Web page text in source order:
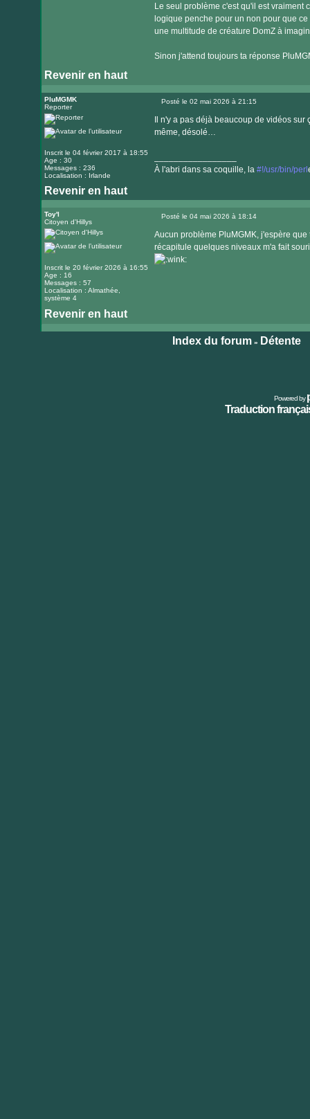
Le seul problème c'est qu'il est vraiment
logique penche pour un non pour que
une multitude de créature DomZ à
Sinon j'attend toujours ta réponse
Revenir en haut
PluMGMK
Reporter
Inscrit le 04 février 2017 à 18:55
Age : 30
Messages : 236
Localisation : Irlande
Posté le 02 mai 2026 à 21:15
Il n'y a pas déjà beaucoup de vidéos
même, désolé…
À l'abri dans sa coquille, la #!/usr/bin/perl
Revenir en haut
Visiter
le
internet
Toy'l
Citoyen d'Hillys
Inscrit le 20 février 2026 à 16:55
Age : 16
Messages : 57
Localisation : Almathée,
système 4
Posté le 04 mai 2026 à 18:14
Aucun problème PluMGMK, j'espère
récapitule quelques niveaux m'a fait
Revenir en haut
Index du forum» Détente
Powered by
Traduction